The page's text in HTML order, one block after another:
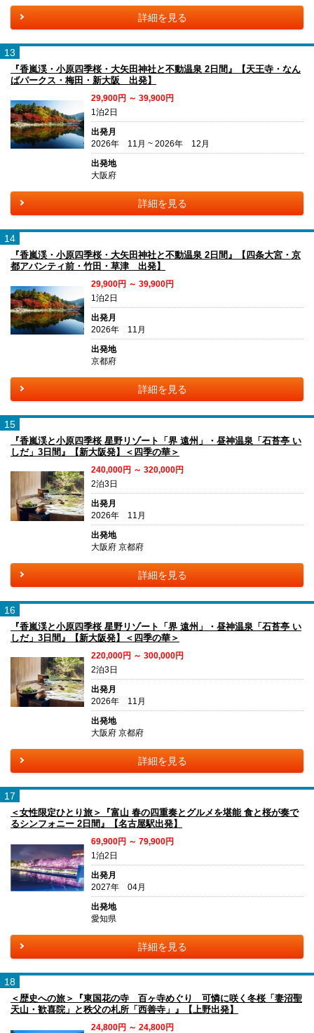
詳細を見る
13
『香嵐渓・小原四季桜・大矢田神社と不動温泉 2日間』【天王寺・なん
ばパークス・梅田・新大阪 出発】
29,900円 ～ 39,900円
1泊2日
出発月
2026年 11月 ~ 2026年 12月
出発地
大阪府
詳細を見る
14
『香嵐渓・小原四季桜・大矢田神社と不動温泉 2日間』【四条大宮・京
都アバンティ前・竹田・草津 出発】
29,900円 ～ 39,900円
1泊2日
出発月
2026年 11月
出発地
京都府
詳細を見る
15
『香嵐渓と小原四季桜 星野リゾート「界 遠州」・昼神温泉「石苔亭 い
しだ」3日間』【新大阪発】＜四季の華＞
240,000円 ～ 320,000円
2泊3日
出発月
2026年 11月
出発地
大阪府 京都府
詳細を見る
16
『香嵐渓と小原四季桜 星野リゾート「界 遠州」・昼神温泉「石苔亭 い
しだ」3日間』【新大阪発】＜四季の華＞
220,000円 ～ 300,000円
2泊3日
出発月
2026年 11月
出発地
大阪府 京都府
詳細を見る
17
＜女性限定ひとり旅＞『富山 春の四重奏とグルメを堪能 食と桜が奏で
るシンフォニー 2日間』【名古屋駅出発】
69,900円 ～ 79,900円
1泊2日
出発月
2027年 04月
出発地
愛知県
詳細を見る
18
＜歴史への旅＞『東国花の寺 百ヶ寺めぐり 可憐に咲く冬桜「妻沼聖
天山・歓喜院」と秩父の札所「西善寺」』【上野出発】
24,800円 ～ 24,800円